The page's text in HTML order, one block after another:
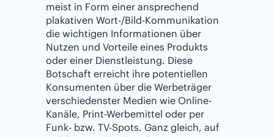
meist in Form einer ansprechend
plakativen Wort-/Bild-Kommunikation
die wichtigen Informationen über
Nutzen und Vorteile eines Produkts
oder einer Dienstleistung. Diese
Botschaft erreicht ihre potentiellen
Konsumenten über die Werbeträger
verschiedenster Medien wie Online-
Kanäle, Print-Werbemittel oder per
Funk- bzw. TV-Spots. Ganz gleich, auf